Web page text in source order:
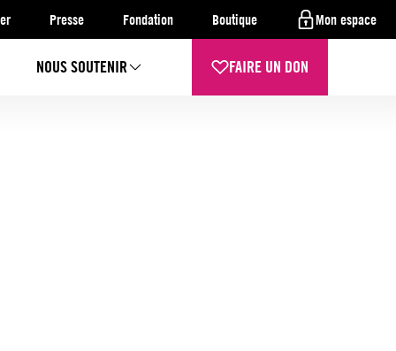
Presse Fondation Boutique Mon espace
NOUS SOUTENIR FAIRE UN DON